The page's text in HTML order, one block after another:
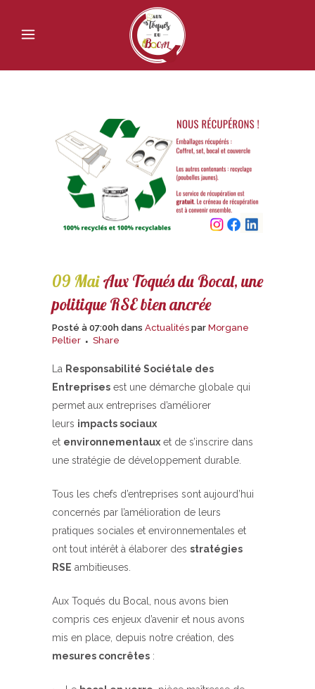
09 MaiAux Toqués du Bocal, une
politique RSE bien ancrée
Posté à 07:00h dans Actualités par Morgane
Peltier
Share
La Responsabilité Sociétale des
Entreprises est une démarche globale qui
permet aux entreprises d’améliorer
leurs impacts sociaux
et environnementaux et de s’inscrire dans
une stratégie de développement durable.
Tous les chefs d’entreprises sont aujourd’hui
concernés par l’amélioration de leurs
pratiques sociales et environnementales et
ont tout intérêt à élaborer des stratégies
RSE ambitieuses.
Aux Toqués du Bocal, nous avons bien
compris ces enjeux d’avenir et nous avons
mis en place, depuis notre création, des
mesures concrêtes :